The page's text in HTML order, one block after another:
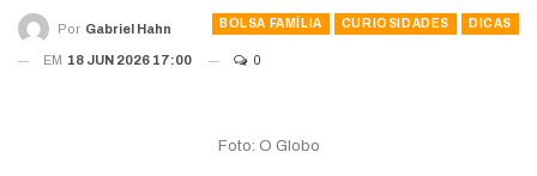
BOLSA FAMÍLIA CURIOSIDADES DICAS
Por Gabriel Hahn
EM 18 JUN 2026 17:00 0
Foto: O Globo